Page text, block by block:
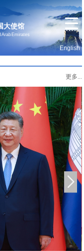
大使馆
Arab Emirates
English
更多...